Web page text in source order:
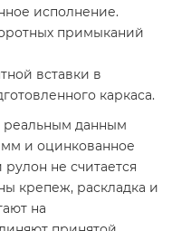
исполнение.
примыканий
вставки в
каркаса.
реальным данным
мм и оцинкованное
не считается
крепеж, раскладка и
на